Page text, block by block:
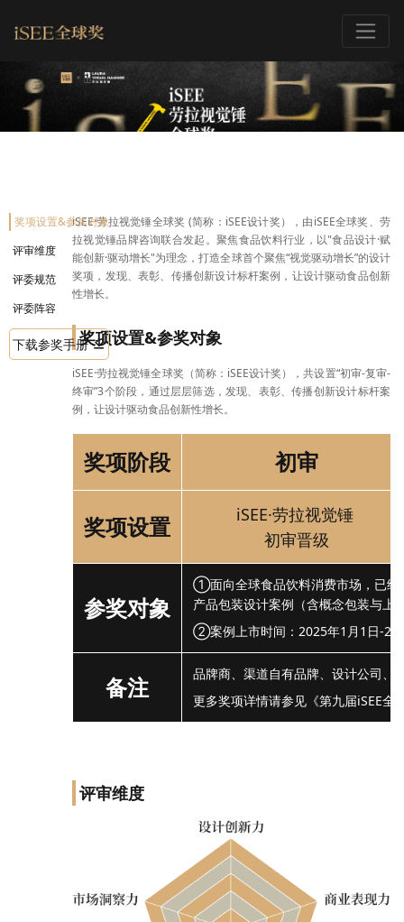
奖项设置&参奖对象
评审维度
评委规范
评委阵容
下载参奖手册
iSEE·劳拉视觉锤全球奖 (简称：iSEE设计奖），由iSEE全球奖、劳
拉视觉锤品牌咨询联合发起。聚焦食品饮料行业，以"食品设计·赋
能创新·驱动增长"为理念，打造全球首个聚焦“视觉驱动增长”的设计
奖项，发现、表彰、传播创新设计标杆案例，让设计驱动食品创新
性增长。
奖项设置&参奖对象
iSEE·劳拉视觉锤全球奖（简称：iSEE设计奖），共设置“初审-复审-
终审”3个阶段，通过层层筛选，发现、表彰、传播创新设计标杆案
例，让设计驱动食品创新性增长。
奖项阶段 初审
奖项设置
iSEE·劳拉视觉锤
初审晋级
参奖对象
①面向全球食品饮料消费市场，已经
产品包装设计案例（含概念包装与上
②案例上市时间：2025年1月1日-
备注
品牌商、渠道自有品牌、设计公司、
更多奖项详情请参见《第九届iSEE全
评审维度